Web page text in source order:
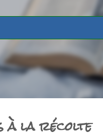
à la récolte